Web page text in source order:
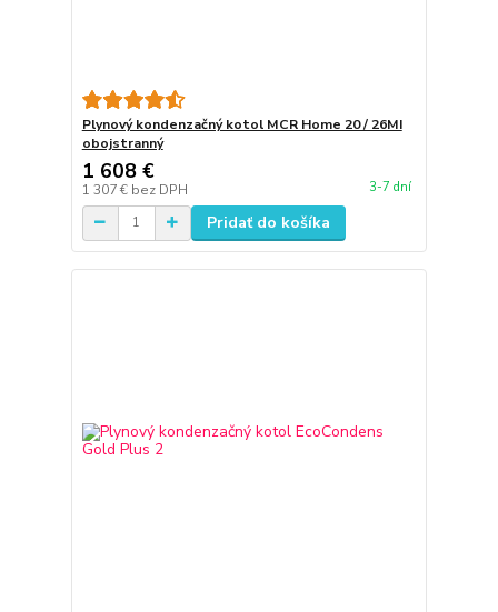
Plynový kondenzačný kotol MCR Home 20 / 26MI
obojstranný
1 608 €
1 307 € bez DPH 3-7 dní
Pridať do košíka